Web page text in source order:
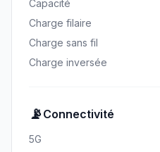
Capacité
Charge filaire
Charge sans fil
Charge inversée
📡 Connectivité
5G